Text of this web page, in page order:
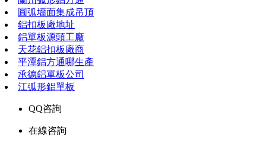
圓弧墻面集成吊頂
鋁扣板廠地址
鋁單板源頭工廠
天花鋁扣板廠商
平潭鋁方通哪生產
承德鋁單板公司
江弧形鋁單板
QQ咨詢
在線咨詢